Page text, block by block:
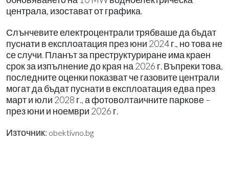
централа, изостават от графика.
Слънчевите електроцентрали трябваше да бъдат
пуснати в експлоатация през юни 2024 г., но това не
се случи. Планът за преструктуриране има краен
срок за изпълнение до края на 2026 г. Въпреки това,
последните оценки показват че газовите централи
могат да бъдат пуснати в експлоатация едва през
март и юли 2028 г., а фотоволтаичните паркове –
през юни и ноември 2026 г.
Източник: obektivno.bg